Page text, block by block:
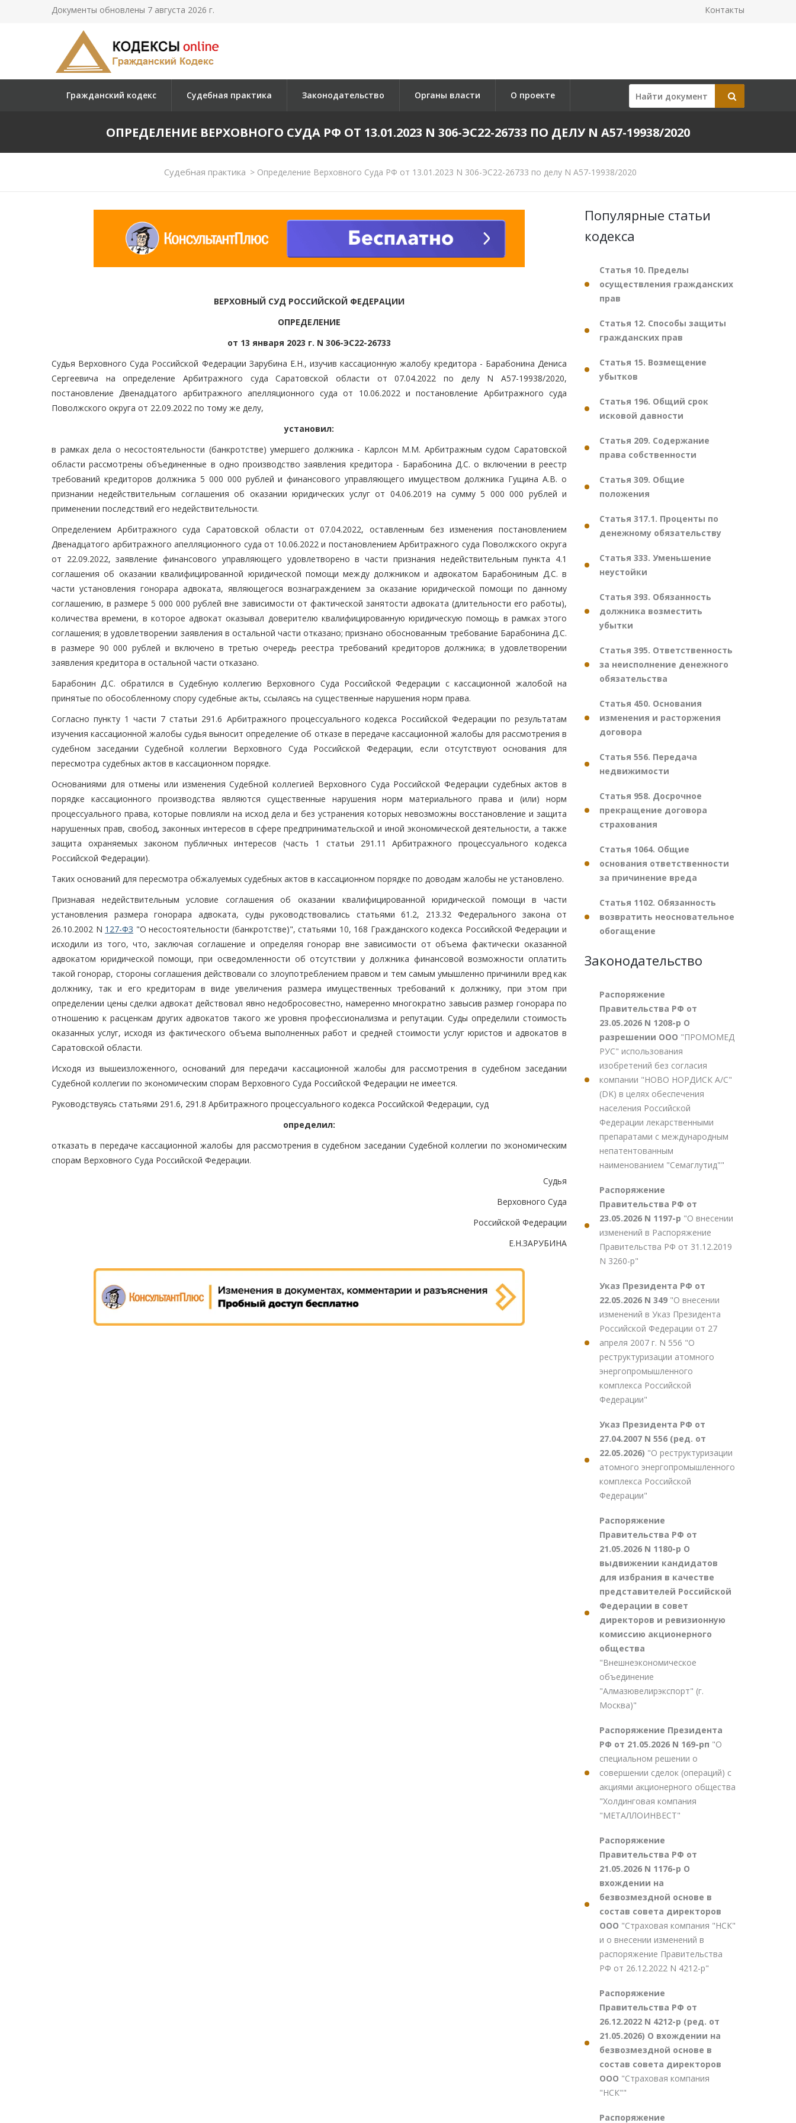
Документы обновлены 7 августа 2026 г. Контакты
Гражданский кодекс Судебная практика Законодательство Органы власти О проекте
ОПРЕДЕЛЕНИЕ ВЕРХОВНОГО СУДА РФ ОТ 13.01.2023 N 306-ЭС22-26733 ПО ДЕЛУ N А57-19938/2020
Судебная практика >Определение Верховного Суда РФ от 13.01.2023 N 306-ЭС22-26733 по делу N А57-19938/2020
ВЕРХОВНЫЙ СУД РОССИЙСКОЙ ФЕДЕРАЦИИ
ОПРЕДЕЛЕНИЕ
от 13 января 2023 г. N 306-ЭС22-26733
Судья Верховного Суда Российской Федерации Зарубина Е.Н., изучив кассационную жалобу кредитора - Барабонина Дениса
Сергеевича на определение Арбитражного суда Саратовской области от 07.04.2022 по делу N А57-19938/2020,
постановление Двенадцатого арбитражного апелляционного суда от 10.06.2022 и постановление Арбитражного суда
Поволжского округа от 22.09.2022 по тому же делу,
установил:
в рамках дела о несостоятельности (банкротстве) умершего должника - Карлсон М.М. Арбитражным судом Саратовской
области рассмотрены объединенные в одно производство заявления кредитора - Барабонина Д.С. о включении в реестр
требований кредиторов должника 5 000 000 рублей и финансового управляющего имуществом должника Гущина А.В. о
признании недействительным соглашения об оказании юридических услуг от 04.06.2019 на сумму 5 000 000 рублей и
применении последствий его недействительности.
Определением Арбитражного суда Саратовской области от 07.04.2022, оставленным без изменения постановлением
Двенадцатого арбитражного апелляционного суда от 10.06.2022 и постановлением Арбитражного суда Поволжского округа
от 22.09.2022, заявление финансового управляющего удовлетворено в части признания недействительным пункта 4.1
соглашения об оказании квалифицированной юридической помощи между должником и адвокатом Барабониным Д.С. в
части установления гонорара адвоката, являющегося вознаграждением за оказание юридической помощи по данному
соглашению, в размере 5 000 000 рублей вне зависимости от фактической занятости адвоката (длительности его работы),
количества времени, в которое адвокат оказывал доверителю квалифицированную юридическую помощь в рамках этого
соглашения; в удовлетворении заявления в остальной части отказано; признано обоснованным требование Барабонина Д.С.
в размере 90 000 рублей и включено в третью очередь реестра требований кредиторов должника; в удовлетворении
заявления кредитора в остальной части отказано.
Барабонин Д.С. обратился в Судебную коллегию Верховного Суда Российской Федерации с кассационной жалобой на
принятые по обособленному спору судебные акты, ссылаясь на существенные нарушения норм права.
Согласно пункту 1 части 7 статьи 291.6 Арбитражного процессуального кодекса Российской Федерации по результатам
изучения кассационной жалобы судья выносит определение об отказе в передаче кассационной жалобы для рассмотрения в
судебном заседании Судебной коллегии Верховного Суда Российской Федерации, если отсутствуют основания для
пересмотра судебных актов в кассационном порядке.
Основаниями для отмены или изменения Судебной коллегией Верховного Суда Российской Федерации судебных актов в
порядке кассационного производства являются существенные нарушения норм материального права и (или) норм
процессуального права, которые повлияли на исход дела и без устранения которых невозможны восстановление и защита
нарушенных прав, свобод, законных интересов в сфере предпринимательской и иной экономической деятельности, а также
защита охраняемых законом публичных интересов (часть 1 статьи 291.11 Арбитражного процессуального кодекса
Российской Федерации).
Таких оснований для пересмотра обжалуемых судебных актов в кассационном порядке по доводам жалобы не установлено.
Признавая недействительным условие соглашения об оказании квалифицированной юридической помощи в части
установления размера гонорара адвоката, суды руководствовались статьями 61.2, 213.32 Федерального закона от
26.10.2002 N 127-ФЗ "О несостоятельности (банкротстве)", статьями 10, 168 Гражданского кодекса Российской Федерации и
исходили из того, что, заключая соглашение и определяя гонорар вне зависимости от объема фактически оказанной
адвокатом юридической помощи, при осведомленности об отсутствии у должника финансовой возможности оплатить
такой гонорар, стороны соглашения действовали со злоупотреблением правом и тем самым умышленно причинили вред как
должнику, так и его кредиторам в виде увеличения размера имущественных требований к должнику, при этом при
определении цены сделки адвокат действовал явно недобросовестно, намеренно многократно завысив размер гонорара по
отношению к расценкам других адвокатов такого же уровня профессионализма и репутации. Суды определили стоимость
оказанных услуг, исходя из фактического объема выполненных работ и средней стоимости услуг юристов и адвокатов в
Саратовской области.
Исходя из вышеизложенного, оснований для передачи кассационной жалобы для рассмотрения в судебном заседании
Судебной коллегии по экономическим спорам Верховного Суда Российской Федерации не имеется.
Руководствуясь статьями 291.6, 291.8 Арбитражного процессуального кодекса Российской Федерации, суд
определил:
отказать в передаче кассационной жалобы для рассмотрения в судебном заседании Судебной коллегии по экономическим
спорам Верховного Суда Российской Федерации.
Судья
Верховного Суда
Российской Федерации
Е.Н.ЗАРУБИНА
Популярные статьи
кодекса
Статья 10. Пределы
осуществления гражданских
прав
Статья 12. Способы защиты
гражданских прав
Статья 15. Возмещение
убытков
Статья 196. Общий срок
исковой давности
Статья 209. Содержание
права собственности
Статья 309. Общие
положения
Статья 317.1. Проценты по
денежному обязательству
Статья 333. Уменьшение
неустойки
Статья 393. Обязанность
должника возместить
убытки
Статья 395. Ответственность
за неисполнение денежного
обязательства
Статья 450. Основания
изменения и расторжения
договора
Статья 556. Передача
недвижимости
Статья 958. Досрочное
прекращение договора
страхования
Статья 1064. Общие
основания ответственности
за причинение вреда
Статья 1102. Обязанность
возвратить неосновательное
обогащение
Законодательство
Распоряжение
Правительства РФ от
23.05.2026 N 1208-р О
разрешении ООО "ПРОМОМЕД
РУС" использования
изобретений без согласия
компании "НОВО НОРДИСК А/С"
(DK) в целях обеспечения
населения Российской
Федерации лекарственными
препаратами с международным
непатентованным
наименованием "Семаглутид""
Распоряжение
Правительства РФ от
23.05.2026 N 1197-р "О внесении
изменений в Распоряжение
Правительства РФ от 31.12.2019
N 3260-р"
Указ Президента РФ от
22.05.2026 N 349 "О внесении
изменений в Указ Президента
Российской Федерации от 27
апреля 2007 г. N 556 "О
реструктуризации атомного
энергопромышленного
комплекса Российской
Федерации"
Указ Президента РФ от
27.04.2007 N 556 (ред. от
22.05.2026) "О реструктуризации
атомного энергопромышленного
комплекса Российской
Федерации"
Распоряжение
Правительства РФ от
21.05.2026 N 1180-р О
выдвижении кандидатов
для избрания в качестве
представителей Российской
Федерации в совет
директоров и ревизионную
комиссию акционерного
общества
"Внешнеэкономическое
объединение
"Алмазювелирэкспорт" (г.
Москва)"
Распоряжение Президента
РФ от 21.05.2026 N 169-рп "О
специальном решении о
совершении сделок (операций) с
акциями акционерного общества
"Холдинговая компания
"МЕТАЛЛОИНВЕСТ"
Распоряжение
Правительства РФ от
21.05.2026 N 1176-р О
вхождении на
безвозмездной основе в
состав совета директоров
ООО "Страховая компания "НСК"
и о внесении изменений в
распоряжение Правительства
РФ от 26.12.2022 N 4212-р"
Распоряжение
Правительства РФ от
26.12.2022 N 4212-р (ред. от
21.05.2026) О вхождении на
безвозмездной основе в
состав совета директоров
ООО "Страховая компания
"НСК""
Распоряжение